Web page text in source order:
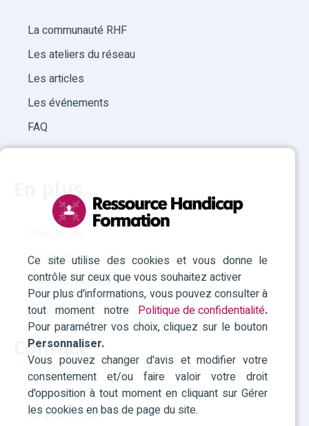
Ce site utilise des cookies et vous donne le
contrôle sur ceux que vous souhaitez activer
Pour plus d'informations, vous pouvez consulter à
tout moment notre Politique de confidentialité.
Pour paramétrer vos choix, cliquez sur le bouton
Personnaliser.
Vous pouvez changer d'avis et modifier votre
consentement et/ou faire valoir votre droit
d'opposition à tout moment en cliquant sur Gérer
les cookies en bas de page du site.
La communauté RHF
Les ateliers du réseau
Les articles
Les événements
FAQ
En plus...
Plan du site
Accessibilité
Mentions légales
Politique des cookies
Contact
RHF Paca
04 42 93 15 50